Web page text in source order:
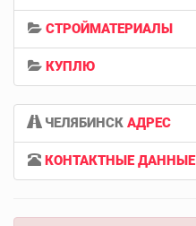
СТРОЙМАТЕРИАЛЫ
КУПЛЮ
ЧЕЛЯБИНСК АДРЕС
КОНТАКТНЫЕ ДАННЫЕ